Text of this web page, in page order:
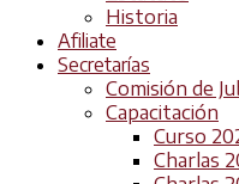
Historia
Afiliate
Secretarías
Comisión de
Capacitación
Curso
Charlas